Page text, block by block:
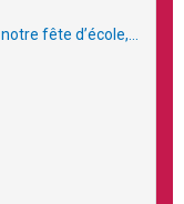
fête d’école,...